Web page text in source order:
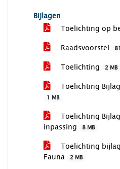
Bijlagen
Toelichting op
Raadsvoorstel
Toelichting 2 MB
Toelichting
1 MB
Toelichting
inpassing
8 MB
Toelichting
Fauna
2 MB